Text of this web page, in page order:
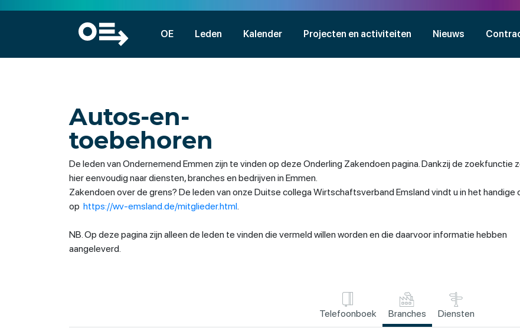
OE Leden Kalender Projecten en activiteiten Nieuws
Autos-en-
toebehoren
De leden van Ondernemend Emmen zijn te vinden op deze Onderling Zakendoen pagina. Dankzij de zoekfunctie
hier eenvoudig naar diensten, branches en bedrijven in Emmen.
Zakendoen over de grens? De leden van onze Duitse collega Wirtschaftsverband Emsland vindt u in het handige
op https://wv-emsland.de/mitglieder.html.
NB. Op deze pagina zijn alleen de leden te vinden die vermeld willen worden en die daarvoor informatie hebben
aangeleverd.
Telefoonboek Branches Diensten